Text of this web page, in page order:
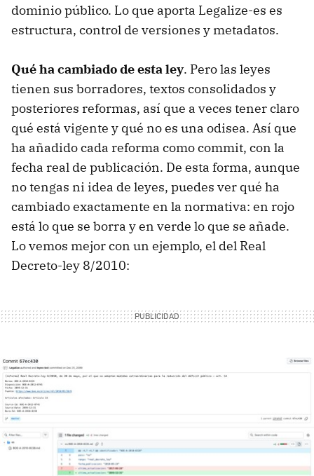
dominio público. Lo que aporta Legalize-es es
estructura, control de versiones y metadatos.
Qué ha cambiado de esta ley. Pero las leyes
tienen sus borradores, textos consolidados y
posteriores reformas, así que a veces tener claro
qué está vigente y qué no es una odisea. Así que
ha añadido cada reforma como commit, con la
fecha real de publicación. De esta forma, aunque
no tengas ni idea de leyes, puedes ver qué ha
cambiado exactamente en la normativa: en rojo
está lo que se borra y en verde lo que se añade.
Lo vemos mejor con un ejemplo, el del Real
Decreto-ley 8/2010: